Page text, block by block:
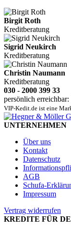
Birgit Roth
Kreditberatung
Sigrid Neukirch
Kreditberatung
Christin Naumann
Kreditberatung
030 - 2000 399 33
persönlich
VIP-Kedit.de ist eine
UNTERNEHMEN
Über uns
Kontakt
Datenschutz
AGB
Schufa-
Impressum
Vertrag widerrufen
KREDITE FÜR